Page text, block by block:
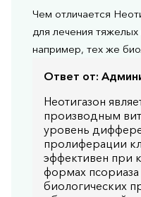
Чем отличается
для лечения
например, тех же
Ответ от:
Неотигазон
производным
уровень
пролиферации
эффективен при
формах псориаза
биологических